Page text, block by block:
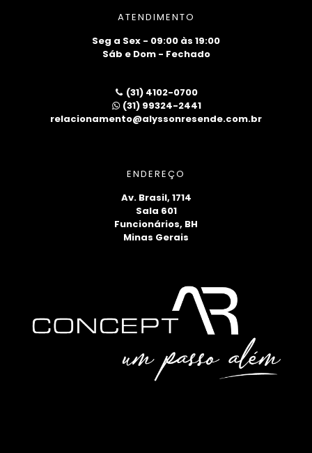
ATENDIMENTO
Seg a Sex - 09:00 às 19:00
Sáb e Dom - Fechado
(31) 4102-0700
(31) 99324-2441
relacionamento@alyssonresende.com.br
ENDEREÇO
Av. Brasil, 1714
Sala 601
Funcionários, BH
Minas Gerais